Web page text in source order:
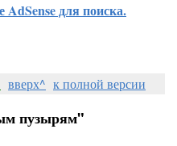
AdSense для поиска.
вверх^ к полной версии
пузырям"